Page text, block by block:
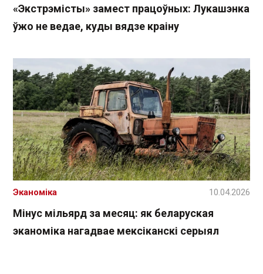
«Экстрэмісты» замест працоўных: Лукашэнка
ўжо не ведае, куды вядзе краіну
Мінус мільярд за месяц: як беларуская
эканоміка нагадвае мексіканскі серыял
Эканоміка 10.04.2026